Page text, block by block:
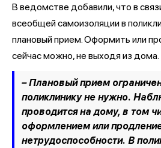
В ведомстве добавили, что в
всеобщей самоизоляции в
плановый прием. Оформить или
сейчас можно, не выходя из дома.
– Плановый прием
поликлинику не нужно.
проводится на дому, в том
оформлением или
нетрудоспособности. В